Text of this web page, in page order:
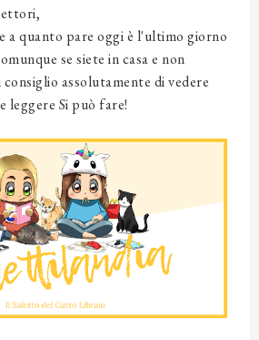
a quanto pare oggi è l'ultimo giorno
se siete in casa e non
assolutamente di vedere
leggere Si può fare!